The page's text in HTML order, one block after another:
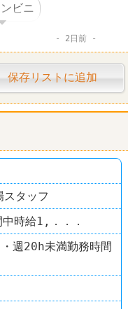
ビニ
2日前
保存リストに追加
スタッフ
時給1,．．．
週20h未満勤務時間